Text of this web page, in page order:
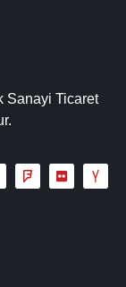
Sanayi Ticaret